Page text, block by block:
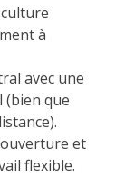
à
avec une
(bien que
et
flexible.